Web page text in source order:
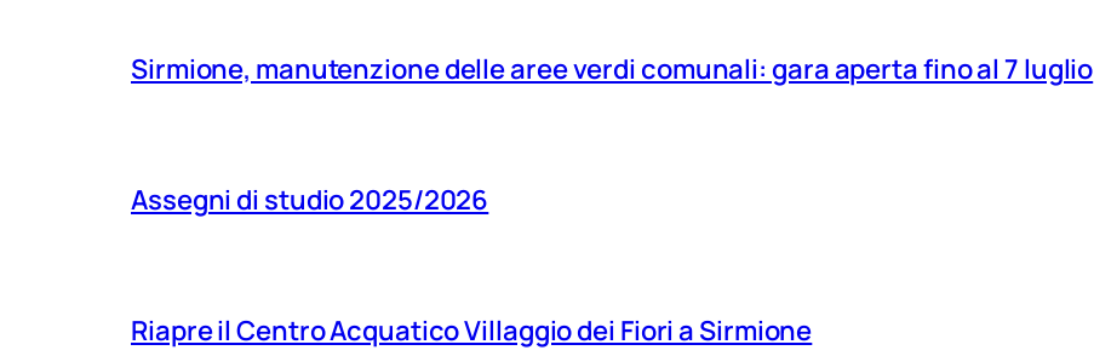
Sirmione, manutenzione delle aree verdi comunali: gara aperta fino al 7 luglio
Assegni di studio 2025/2026
Riapre il Centro Acquatico Villaggio dei Fiori a Sirmione